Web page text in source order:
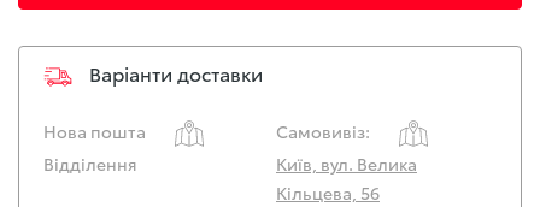
Варіанти доставки
Нова пошта
Самовивіз:
Відділення
Київ, вул. Велика
Кільцева, 56